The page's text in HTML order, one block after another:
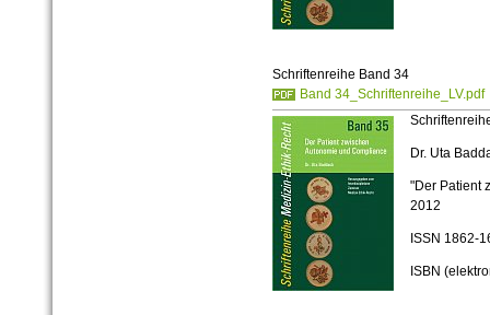
Schriftenreihe Band 34
Band 34_Schriftenreihe_LV.pdf
Dr. Uta
"Der Patient
2012
ISSN 1862-
ISBN